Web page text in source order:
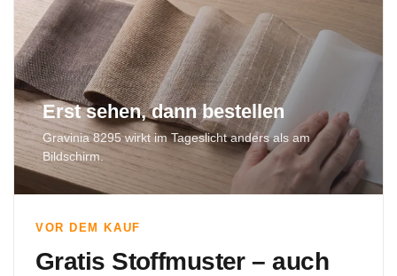
Erst sehen, dann bestellen
Gravinia 8295 wirkt im Tageslicht anders als am
Bildschirm.
VOR DEM KAUF
Gratis Stoffmuster – auch